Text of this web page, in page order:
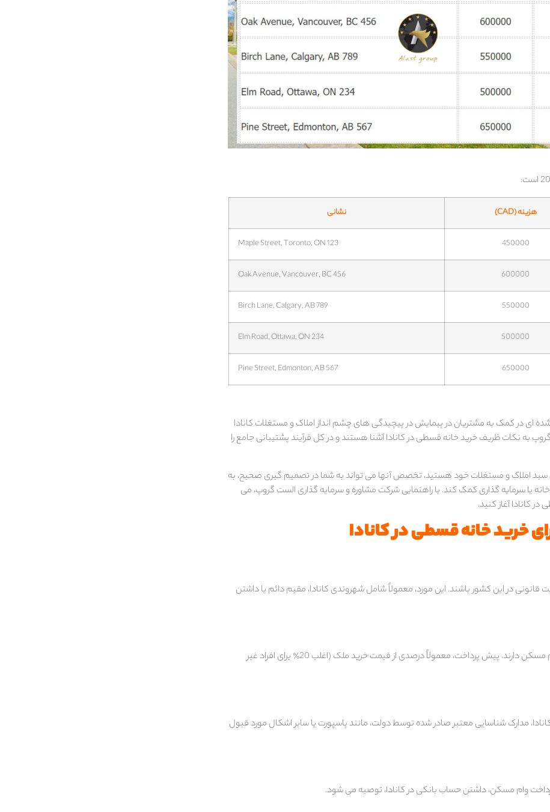
هزینه(CAD) نشانی
450000
123 Maple Street, Toronto, ON
600000
456 Oak Avenue, Vancouver, BC
550000
789 Birch Lane, Calgary, AB
500000
234 Elm Road, Ottawa, ON
650000
567 Pine Street, Edmonton, AB
ای در کمک به مشتریان در پیمایش در پیچیدگی های چشم انداز املاک و مستغلات کانادا
به نکات ظریف خرید خانه قسطی در کانادا آشنا هستند و در کل فرآیند پشتیبانی جامع را
سبد املاک و مستغلات خود هستید، تخصص آنها می تواند به شما در تصمیم گیری صحیح، به
یا سرمایه گذاری کمک کند. با راهنمایی شرکت مشاوره و سرمایه گذاری الست گروپ، می
کانادا آغاز کنید.
خرید خانه قسطی در کانادا
قانونی در این کشور باشند. این مورد، معمولاً شامل شهروندی کانادا، مقیم دائم یا داشتن
ایرانیان نیاز به تامین مالی از موسسه مالی کانادایی یا وام مسکن دارند. پیش پرداخت، معمولاً درصدی از قیمت خرید ملک (اغلب 20٪ برای افراد غیر
مدارک شناسایی معتبر صادر شده توسط دولت، مانند پاسپورت یا سایر اشکال مورد قبول
وام مسکن، داشتن حساب بانکی در کانادا، توصیه می شود.